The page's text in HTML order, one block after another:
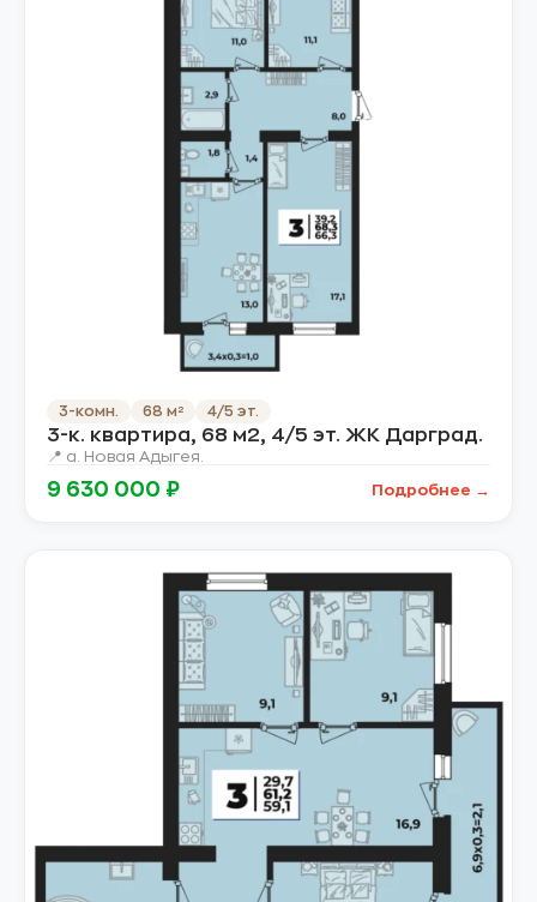
3-комн. 68 м² 4/5 эт.
3-к. квартира, 68 м2, 4/5 эт. ЖК Дарград.
📍 а. Новая Адыгея.
9 630 000 ₽ Подробнее →